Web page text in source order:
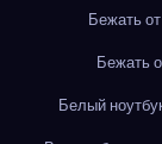
Бежать
Бежать
Белый